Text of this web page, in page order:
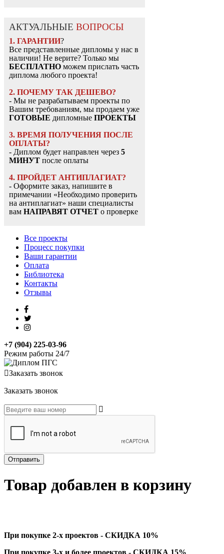
АКТУАЛЬНЫЕ ВОПРОСЫ
1. ГАРАНТИИ?
Все представленные дипломы у нас в
наличии! Не верите? Только мы
БЕСПЛАТНО можем прислать часть
диплома любого проекта!
2. ПОЧЕМУ ТАК ДЕШЕВО?
- Мы не разрабатываем проекты по
Вашим требованиям, мы продаем уже
ГОТОВЫЕ дипломные ПРОЕКТЫ
3. ВРЕМЯ ПОЛУЧЕНИЯ ПОСЛЕ
ОПЛАТЫ?
- Диплом будет направлен через 5
МИНУТ после оплаты
4. ПРОЙДЕТ АНТИПЛАГИАТ?
- Оформите заказ, напишите в
примечании «Необходимо проверить
на антиплагиат» наши специалисты
вам НАПРАВЯТ ОТЧЕТ о проверке
Все проекты
Процесс покупки
Ваши гарантии
Оплата
Библиотека
Контакты
Отзывы
+7 (904) 225-03-96
Режим работы 24/7
Заказать звонок
Заказать звонок
Товар добавлен в корзину
При покупке 2-х проектов - СКИДКА 10%
При покупке 3-х и более проектов - СКИДКА 15%